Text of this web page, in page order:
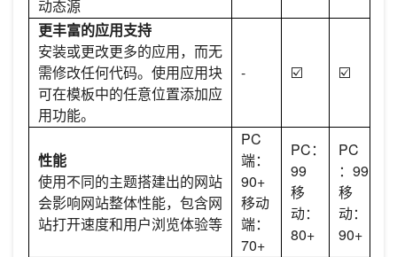
动态源
更丰富的应用支持
安装或更改更多的应用，而无
需修改任何代码。使用应用块
可在模板中的任意位置添加应
用功能。
- ☑️ ☑️
性能
使用不同的主题搭建出的网站
会影响网站整体性能，包含网
站打开速度和用户浏览体验等
PC
端：
90+
移动
端：
70+
PC：
99
移
动：
80+
PC
：99
移
动：
90+